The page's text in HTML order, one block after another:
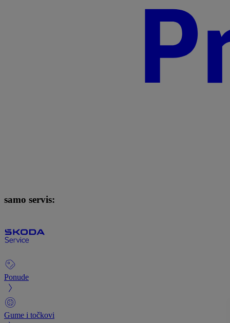
samo servis:
Ponude
Gume i točkovi